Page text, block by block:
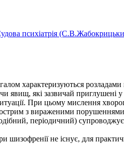
психіатрія
характеризуються
явищ, які зазвичай
При цьому мислення
з вираженими
періодичний)
шизофренії не існує, для